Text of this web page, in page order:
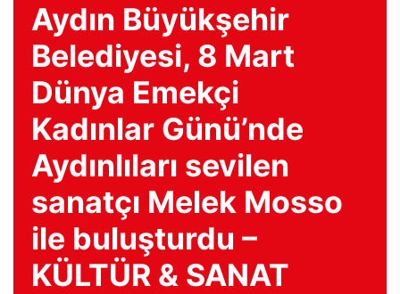
Aydın Büyükşehir
Belediyesi, 8 Mart
Dünya Emekçi
Kadınlar Günü’nde
Aydınlıları sevilen
sanatçı Melek Mosso
ile buluşturdu –
KÜLTÜR & SANAT